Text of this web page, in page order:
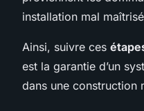
installation mal
Ainsi, suivre ces
est la garantie d’un
dans une construction